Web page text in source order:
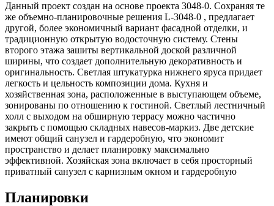
Данный проект создан на основе проекта 3048-0. Сохраняя те
же объемно-планировочные решения L-3048-0 , предлагает
другой, более экономичный вариант фасадной отделки, и
традиционную открытую водосточную систему. Стены
второго этажа зашиты вертикальной доской различной
ширины, что создает дополнительную декоративность и
оригинальность. Светлая штукатурка нижнего яруса придает
легкость и цельность композиции дома. Кухня и
хозяйственная зона, расположенные в выступающем объеме,
зонированы по отношению к гостиной. Светлый лестничный
холл с выходом на обширную террасу можно частично
закрыть с помощью складных навесов-маркиз. Две детские
имеют общий санузел и гардеробную, что экономит
пространство и делает планировку максимально
эффективной. Хозяйская зона включает в себя просторный
приватный санузел с карнизным окном и гардеробную
Планировки